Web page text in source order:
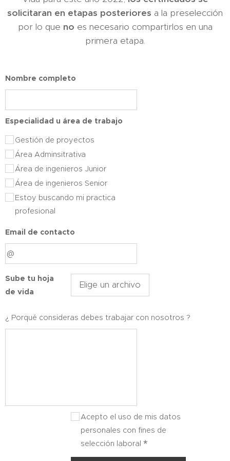
solicitaran en etapas posteriores a la preselección
por lo que no es necesario compartirlos en una
primera etapa.
Nombre completo
Especialidad u área de trabajo
Gestión de proyectos
Área Adminsitrativa
Área de ingenieros Junior
Área de ingenieros Senior
Estoy buscando mi practica
profesional
Email de contacto
Sube tu hoja
de vida
Elige un archivo
¿ Porqué consideras debes trabajar con nosotros ?
Acepto el uso de mis datos
personales con fines de
selección laboral